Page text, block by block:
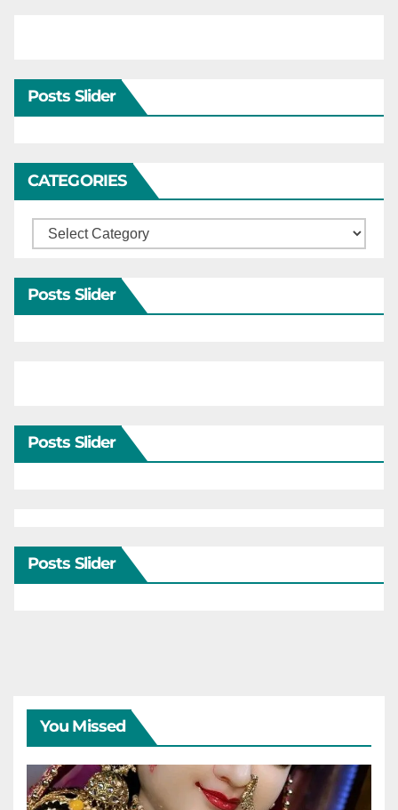
Posts Slider
CATEGORIES
Categories
Posts Slider
Posts Slider
Posts Slider
You Missed